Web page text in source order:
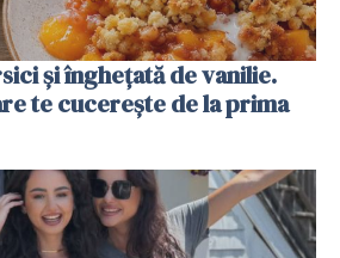
și înghețată de vanilie.
te cucerește de la prima